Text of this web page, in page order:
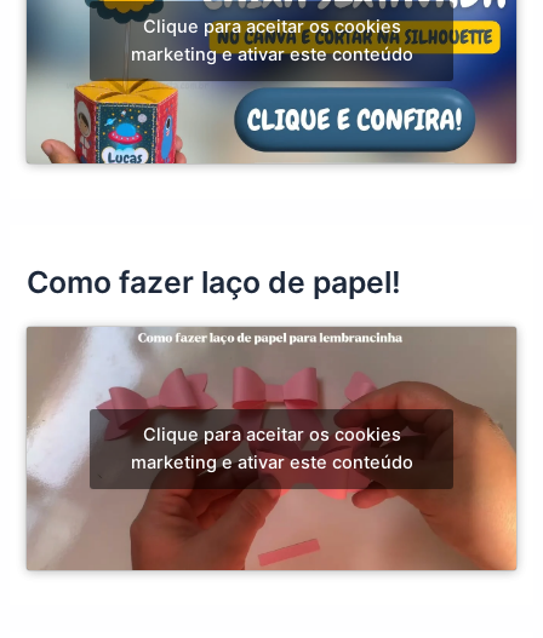
Clique para aceitar os cookies
marketing e ativar este conteúdo
Como fazer laço de papel!
Clique para aceitar os cookies
marketing e ativar este conteúdo